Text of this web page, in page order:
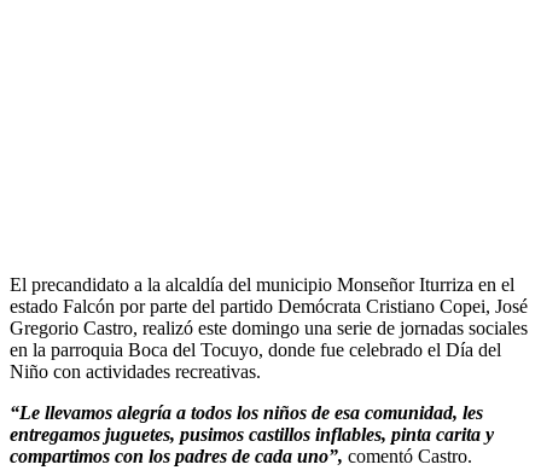
El precandidato a la alcaldía del municipio Monseñor Iturriza en el
estado Falcón por parte del partido Demócrata Cristiano Copei, José
Gregorio Castro, realizó este domingo una serie de jornadas sociales
en la parroquia Boca del Tocuyo, donde fue celebrado el Día del
Niño con actividades recreativas.
“Le llevamos alegría a todos los niños de esa comunidad, les
entregamos juguetes, pusimos castillos inflables, pinta carita y
compartimos con los padres de cada uno”, comentó Castro.